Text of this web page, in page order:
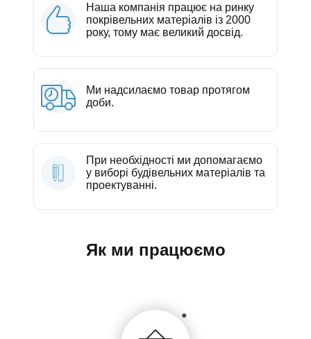
Наша компанія працює на ринку
покрівельних матеріалів із 2000
року, тому має великий досвід.
Ми надсилаємо товар протягом
доби.
При необхідності ми допомагаємо
у виборі будівельних матеріалів та
проектуванні.
Як ми працюємо